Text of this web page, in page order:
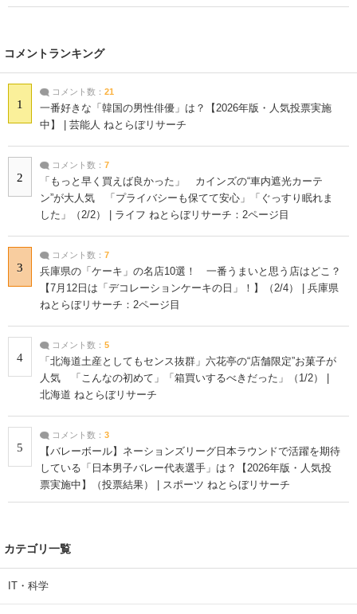
コメントランキング
1
コメント数： 21
一番好きな「韓国の男性俳優」は？【2026年版・人気投票実施
中】 | 芸能人 ねとらぼリサーチ
2
コメント数： 7
「もっと早く買えば良かった」 カインズの“車内遮光カーテ
ン”が大人気 「プライバシーも保てて安心」「ぐっすり眠れま
した」（2/2） | ライフ ねとらぼリサーチ：2ページ目
3
コメント数： 7
兵庫県の「ケーキ」の名店10選！ 一番うまいと思う店はどこ？
【7月12日は「デコレーションケーキの日」！】（2/4） | 兵庫県
ねとらぼリサーチ：2ページ目
4
コメント数： 5
「北海道土産としてもセンス抜群」六花亭の“店舗限定”お菓子が
人気 「こんなの初めて」「箱買いするべきだった」（1/2） |
北海道 ねとらぼリサーチ
5
コメント数： 3
【バレーボール】ネーションズリーグ日本ラウンドで活躍を期待
している「日本男子バレー代表選手」は？【2026年版・人気投
票実施中】（投票結果） | スポーツ ねとらぼリサーチ
カテゴリ一覧
IT・科学